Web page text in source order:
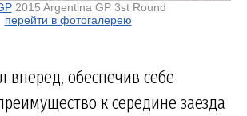
2015 Argentina GP 3st Round
перейти в фотогалерею
вперед, обеспечив себе
к середине заезда